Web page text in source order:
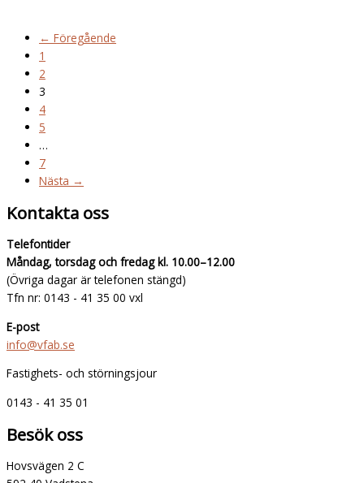
← Föregående
1
2
3
4
5
…
7
Nästa →
Kontakta oss
Telefontider
Måndag, torsdag och fredag kl. 10.00–12.00
(Övriga dagar är telefonen stängd)
Tfn nr: 0143 - 41 35 00 vxl
E-post
info@vfab.se
Fastighets- och störningsjour
0143 - 41 35 01
Besök oss
Hovsvägen 2 C